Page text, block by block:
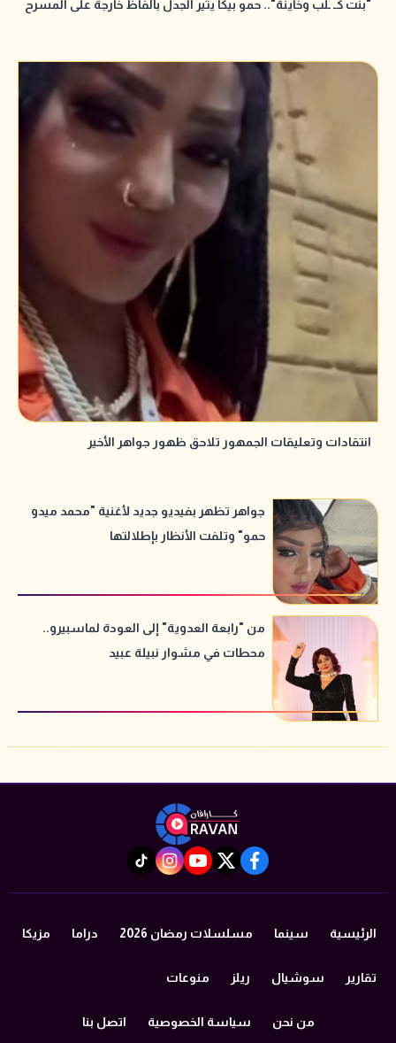
"بنت كـ ـلب وخاينة".. حمو بيكا يثير الجدل بألفاظ خارجة على المسرح
انتقادات وتعليقات الجمهور تلاحق ظهور جواهر الأخير
جواهر تظهر بفيديو جديد لأغنية "محمد ميدو
حمو" وتلفت الأنظار بإطلالتها
من "رابعة العدوية" إلى العودة لماسبيرو..
محطات في مشوار نبيلة عبيد
facebook
twitter
youtube
instagram
tiktok
الرئيسية سينما مسلسلات رمضان 2026 دراما مزيكا
تقارير سوشيال ريلز منوعات
من نحن سياسة الخصوصية اتصل بنا